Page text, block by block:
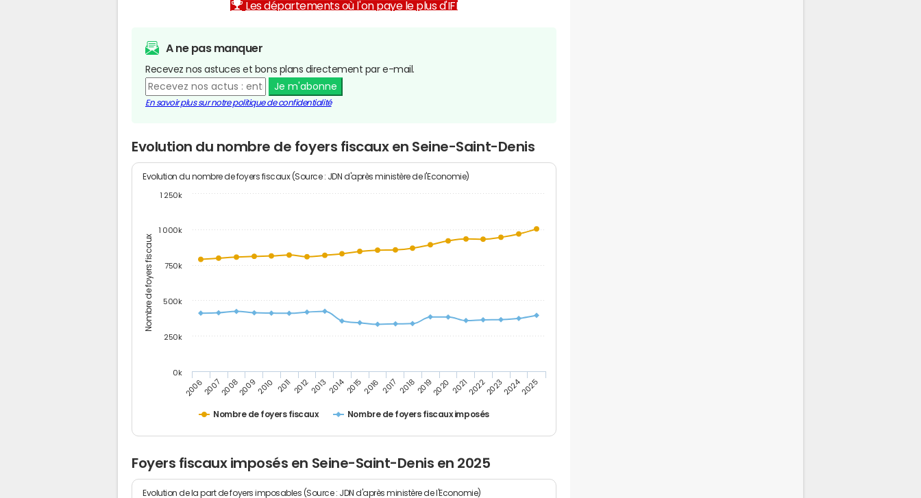
Les départements où l'on paye le plus d'IFI
A ne pas manquer
Recevez nos astuces et bons plans directement par e-mail.
Je m'abonne
En savoir plus sur notre politique de confidentialité
Evolution du nombre de foyers fiscaux en Seine-Saint-Denis
Nombre de foyers fiscaux
Evolution du nombre de foyers fiscaux (Source : JDN d'après ministère de l'Economie)
Nombre de foyers fiscaux Nombre de foyers fiscaux imposés
20062007200820092010 2011 20122013201420152016 2017 20182019202020212022202320242025
0k
250k
500k
750k
1 000k
1 250k
Foyers fiscaux imposés en Seine-Saint-Denis en 2025
Evolution de la part de foyers imposables (Source : JDN d'après ministère de l'Economie)